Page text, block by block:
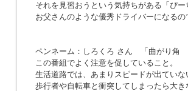
それを見習おうという気持ちがある「ぴ
お父さんのような優秀ドライバーになるの
ペンネーム：しろくろ さん
「曲がり
この番組でよく注意を促していること。
生活道路では、あまりスピードが出ていな
歩行者や自転車と衝突してしまったら大